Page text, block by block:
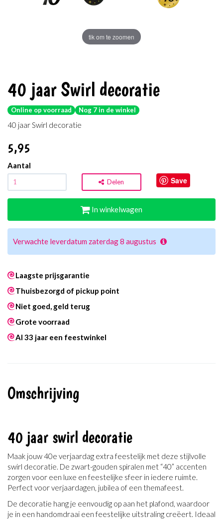
tik om te zoomen
40 jaar Swirl decoratie
Online op voorraad Nog 7 in de winkel
40 jaar Swirl decoratie
5,95
Aantal
Delen Save
In winkelwagen
Verwachte leverdatum zaterdag 8 augustus
Laagste prijsgarantie
Thuisbezorgd of pickup point
Niet goed, geld terug
Grote voorraad
Al 33 jaar een feestwinkel
Omschrijving
40 jaar swirl decoratie
Maak jouw 40e verjaardag extra feestelijk met deze stijlvolle
swirl decoratie. De zwart-gouden spiralen met “40” accenten
zorgen voor een luxe en feestelijke sfeer in iedere ruimte.
Perfect voor verjaardagen, jubilea of een themafeest.
De decoratie hang je eenvoudig op aan het plafond, waardoor
je in een handomdraai een feestelijke uitstraling creëert. Ideaal